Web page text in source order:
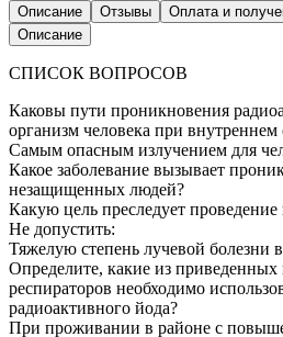
Описание Отзывы
Оплата и
Описание
СПИСОК ВОПРОСОВ
Каковы пути проникновения
организм человека при
Самым опасным излучением для
Какое заболевание вызывает
незащищенных людей?
Какую цель преследует
Не допустить:
Тяжелую степень лучевой болезни
Определите, какие из приведенных
респираторов необходимо
радиоактивного йода?
При проживании в районе с